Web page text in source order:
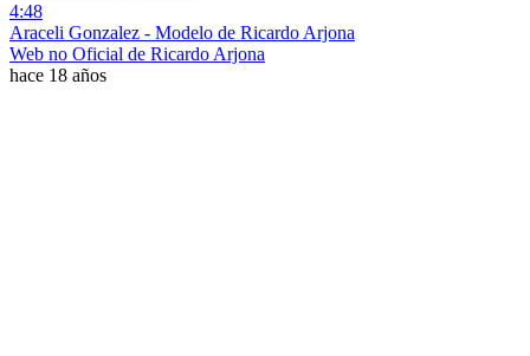
4:48
Araceli Gonzalez - Modelo de Ricardo Arjona
Web no Oficial de Ricardo Arjona
hace 18 años